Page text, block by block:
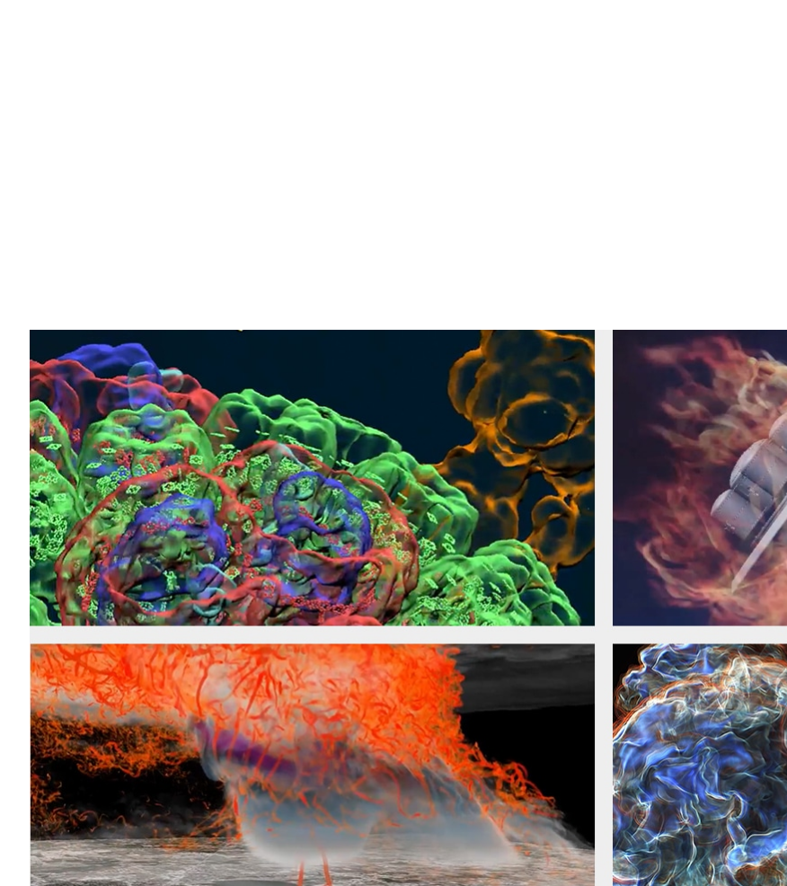
Share
自 2006 年發布 CUDA 以來，NVIDIA 一直在推動人工智慧（AI）和加速運算領域的進步，而最新的全球
最強大超級電腦TOP500 名單突顯了 NVIDIA 在此領域所取得的巔峰成就。
今年，TOP500 名單上的 384 個系統均採用 NVIDIA 技術。在新上榜的 53 個系統中，87%（46 個系
統）有加速。在這些加速的系統中，85% 使用NVIDIA Hopper GPU，推動了 氣候預測 、 藥物探索和 量子
模擬等領域的進步。
加速運算不僅僅是每秒浮點運算次數（FLOPS）。它需要全端、特定於應用的最佳化。在本週的超級運
算大會（SC24）上，NVIDIA 宣布推出cuPyNumeric，這是一個 NVIDIA CUDA-X 函式庫，使超過 500
萬開發人員能夠無縫擴展到強大的運算叢集，而無需修改其 Python 程式碼。
NVIDIA 也發表了NVIDIA CUDA-Q開發平台的重大更新，該平台使量子研究人員能夠以以前認為無法實
現的運算規模來模擬量子設備。
此外，NVIDIA 亦在 HPCwire 讀者和編輯票選獎（Readers’ and Editors’ Choice Awards）多個類別中
贏得超過十項獎項，這是 NVIDIA 連續 20 年獲得肯定。
混合精度和AI的科學發現新時代
混合精度浮點運算和 AI 已成為研究人員應對現代科學複雜性的首選工具。與傳統方法相比，它們具有更
高的速度、效率和適應性，而且不會影響準確性。